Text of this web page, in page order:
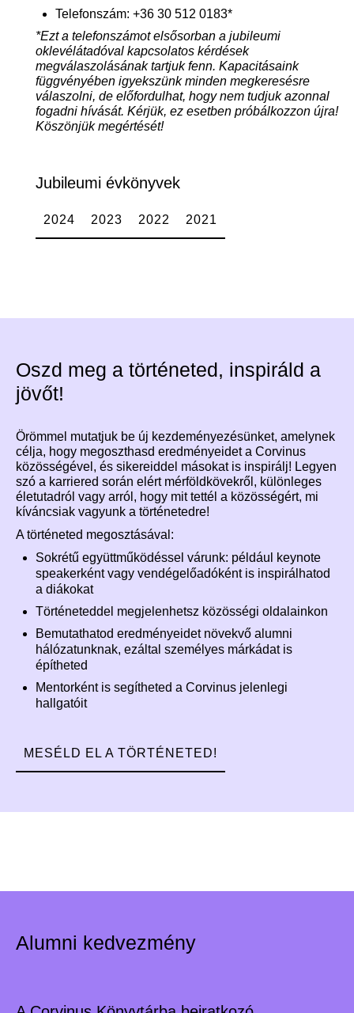
Telefonszám: +36 30 512 0183*
*Ezt a telefonszámot elsősorban a jubileumi
oklevélátadóval kapcsolatos kérdések
megválaszolásának tartjuk fenn. Kapacitásaink
függvényében igyekszünk minden megkeresésre
válaszolni, de előfordulhat, hogy nem tudjuk azonnal
fogadni hívását. Kérjük, ez esetben próbálkozzon újra!
Köszönjük megértését!
Jubileumi évkönyvek
2024 2023 2022 2021
Oszd meg a történeted, inspiráld a
jövőt!
Örömmel mutatjuk be új kezdeményezésünket, amelynek
célja, hogy megoszthasd eredményeidet a Corvinus
közösségével, és sikereiddel másokat is inspirálj! Legyen
szó a karriered során elért mérföldkövekről, különleges
életutadról vagy arról, hogy mit tettél a közösségért, mi
kíváncsiak vagyunk a történetedre!
A történeted megosztásával:
Sokrétű együttműködéssel várunk: például keynote
speakerként vagy vendégelőadóként is inspirálhatod
a diákokat
Történeteddel megjelenhetsz közösségi oldalainkon
Bemutathatod eredményeidet növekvő alumni
hálózatunknak, ezáltal személyes márkádat is
építheted
Mentorként is segítheted a Corvinus jelenlegi
hallgatóit
MESÉLD EL A TÖRTÉNETED!
Alumni kedvezmény